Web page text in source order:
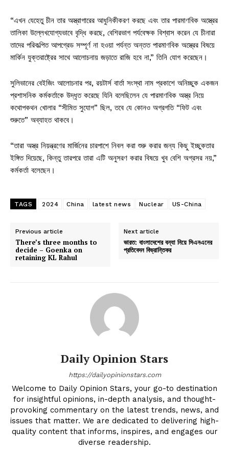
“এখন যেহেতু চীন তার অস্ত্রাগারের আধুনিকীকরণ করছে এবং তার পারমাণবিক অস্ত্রের
তালিকা উল্লেখযোগ্যভাবে বৃদ্ধি করছে, বেশিরভাগ পর্যবেক্ষক বিশ্বাস করেন যে চীনারা
তাদের পরিকল্পিত আপগ্রেড সম্পূর্ণ না হওয়া পর্যন্ত অন্তত পারমাণবিক অস্ত্রের বিষয়ে
মার্কিন যুক্তরাষ্ট্রের সাথে আলোচনায় জড়াতে রাজি হবে না,” তিনি যোগ করেছেন।
সুলিভানের বেইজিং আলোচনার পর, রয়টার্স বার্তা সংস্থা নাম প্রকাশে অনিচ্ছুক একজন
প্রশাসনিক কর্মকর্তাকে উদ্ধৃত করেছে যিনি বলেছিলেন যে পারমাণবিক অস্ত্র নিয়ে
কথোপকথন খোলার “সীমিত সুযোগ” ছিল, তবে যে কোনও অগ্রগতি “ফিট এবং
শুরুতে” অব্যাহত থাকবে।
“তারা অস্ত্র নিয়ন্ত্রণের মার্জিনের চারপাশে নিবল করা শুরু করার জন্য কিছু ইচ্ছুকতার
ইঙ্গিত দিয়েছে, কিন্তু তারপরে তারা এটি অনুসরণ করার বিষয়ে খুব বেশি অগ্রসর নয়,”
কর্মকর্তা বলেছেন।
TAGS 2024 China latest news Nuclear US-China
Previous article
There’s three months to
decide – Goenka on
retaining KL Rahul
Next article
ভারত: বাংলাদেশের বন্যা নিয়ে সিএনএনের
প্রতিবেদন বিভ্রান্তিকর
Daily Opinion Stars
https://dailyopinionstars.com
Welcome to Daily Opinion Stars, your go-to destination
for insightful opinions, in-depth analysis, and thought-
provoking commentary on the latest trends, news, and
issues that matter. We are dedicated to delivering high-
quality content that informs, inspires, and engages our
diverse readership.